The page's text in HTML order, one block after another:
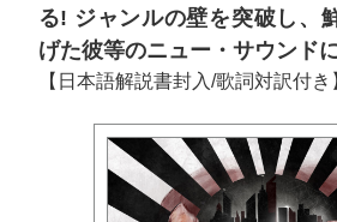
る! ジャンルの壁を突破し、
げた彼等のニュー・サウンド
【日本語解説書封入/歌詞対訳付き